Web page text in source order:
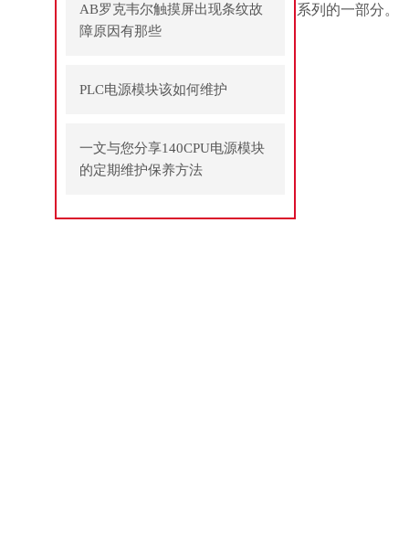
AB罗克韦尔触摸屏出现条纹故
障原因有那些
PLC电源模块该如何维护
一文与您分享140CPU电源模块
的定期维护保养方法
系列的一部分。